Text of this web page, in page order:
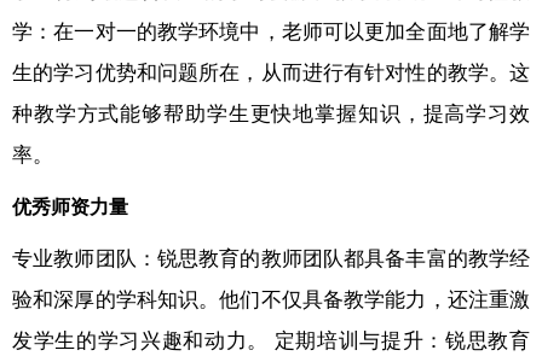
学：在一对一的教学环境中，老师可以更加全面地了解学
生的学习优势和问题所在，从而进行有针对性的教学。这
种教学方式能够帮助学生更快地掌握知识，提高学习效
率。
优秀师资力量
专业教师团队：锐思教育的教师团队都具备丰富的教学经
验和深厚的学科知识。他们不仅具备教学能力，还注重激
发学生的学习兴趣和动力。 定期培训与提升：锐思教育